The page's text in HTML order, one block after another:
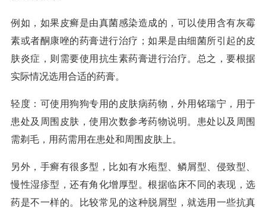
例如，如果皮癣是由真菌感染造成的，可以使用含有灰霉
素或者酮康唑的药膏进行治疗；如果是由细菌所引起的皮
肤炎症，则需要使用抗生素药膏进行治疗。总之，要根据
实际情况选用合适的药膏。
轻度：可使用狗狗专用的皮肤病药物，外用铭瑞宁，用于
患处及周围皮肤，使用次数参考药物说明。患处以及周围
需剃毛，用药需用在患处和周围皮肤上。
另外，手癣有很多型，比如有水疱型、鳞屑型、侵致型、
慢性湿疹型，还有角化增厚型。根据临床不同的表现，选
药是不一样的。比较常见的这种脱屑型，就选用一些抗真